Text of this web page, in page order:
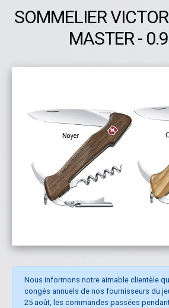
SOMMELIER
MASTER -
Nous informons notre aimable clientèle
congés annuels de nos fournisseurs du
25 août, les commandes passées